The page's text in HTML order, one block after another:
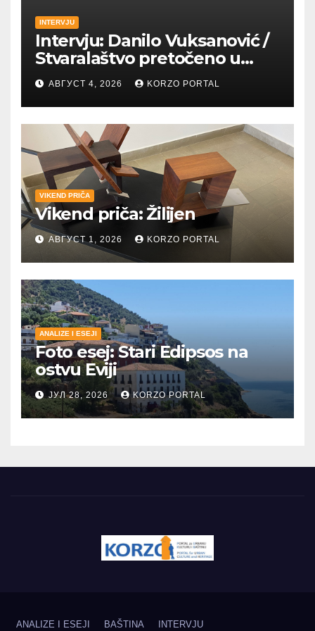
INTERVJU
Intervju: Danilo Vuksanović /
Stvaralaštvo pretočeno u
umetnost i reči
АВГУСТ 4, 2026 KORZO PORTAL
VIKEND PRIČA
Vikend priča: Žilijen
АВГУСТ 1, 2026 KORZO PORTAL
ANALIZE I ESEJI
Foto esej: Stari Edipsos na
ostvu Eviji
ЈУЛ 28, 2026 KORZO PORTAL
ANALIZE I ESEJI BAŠTINA INTERVJU